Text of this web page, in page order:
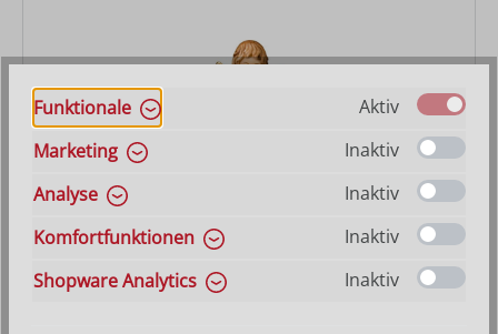
Engel kniend
Regulärer Preis:
101,00 €
Funktionale
Aktiv
Marketing
Inaktiv
Analyse
Inaktiv
Komfortfunktionen
Inaktiv
Shopware Analytics
Inaktiv